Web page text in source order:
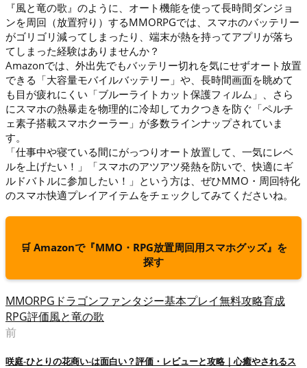
『風と竜の歌』のように、オート機能を使って長時間ダンジョ
ンを周回（放置狩り）するMMORPGでは、スマホのバッテリー
がゴリゴリ減ってしまったり、端末が熱を持ってアプリが落ち
てしまった経験はありませんか？
Amazonでは、外出先でもバッテリー切れを気にせずオート放置
できる「大容量モバイルバッテリー」や、長時間画面を眺めて
も目が疲れにくい「ブルーライトカット保護フィルム」、さら
にスマホの熱暴走を物理的に冷却してカクつきを防ぐ「ペルチ
ェ素子搭載スマホクーラー」が多数ラインナップされていま
す。
「仕事中や寝ている間にがっつりオート放置して、一気にレベ
ルを上げたい！」「スマホのアツアツ発熱を防いで、快適にギ
ルドバトルに参加したい！」という方は、ぜひMMO・周回特化
のスマホ快適プレイアイテムをチェックしてみてくださいね。
🛒 Amazonで『MMO・RPG放置周回用スマホグッズ』を
探す
MMORPG ドラゴンファンタジー基本プレイ無料攻略育成
RPG評価風と竜の歌
前
咲庭-ひとりの花商い-は面白い？評価・レビューと攻略｜心癒やされるス